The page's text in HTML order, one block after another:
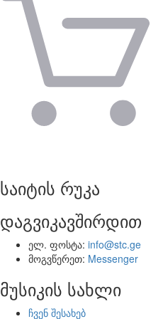
საიტის რუკა
დაგვიკავშირდით
ელ. ფოსტა: info@stc.ge
მოგვწერეთ: Messenger
მუსიკის სახლი
ჩვენ შესახებ